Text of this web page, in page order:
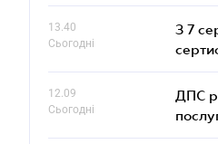
13.40
Сьогодні
З 7
12.09
Сьогодні
ДПС